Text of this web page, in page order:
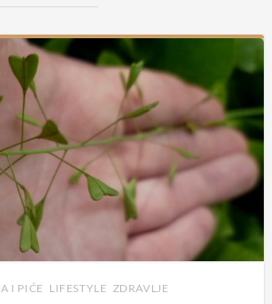
I PIĆE LIFESTYLE ZDRAVLJE